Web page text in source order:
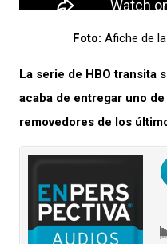
Foto: Afiche de
La serie de HBO transita
acaba de entregar uno
removedores de los